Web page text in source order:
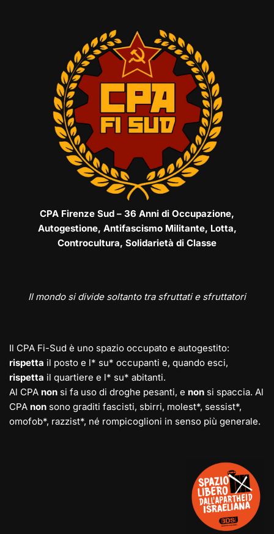
CPA Firenze Sud – 36 Anni di Occupazione,
Autogestione, Antifascismo Militante, Lotta,
Controcultura, Solidarietà di Classe
Il mondo si divide soltanto tra sfruttati e sfruttatori
Il CPA Fi-Sud è uno spazio occupato e autogestito:
rispetta il posto e l* su* occupanti e, quando esci,
rispetta il quartiere e l* su* abitanti.
Al CPA non si fa uso di droghe pesanti, e non si spaccia. Al
CPA non sono graditi fascisti, sbirri, molest*, sessist*,
omofob*, razzist*, né rompicoglioni in senso più generale.